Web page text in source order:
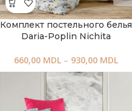
Комплект постельного белья
Daria-Poplin Nichita
660,00 MDL – 930,00 MDL